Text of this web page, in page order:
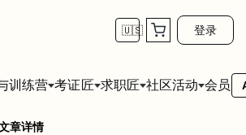
🇺🇸 登录
训练营 考证匠 求职匠 社区活动 会员
章详情